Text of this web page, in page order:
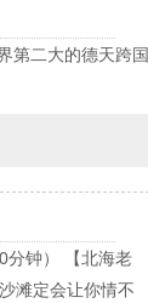
第二大的德天跨国
分钟） 【北海老
滩定会让你情不